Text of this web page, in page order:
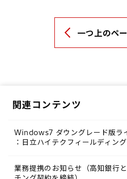
一つ上のペ
関連コンテンツ
Windows7 ダウングレード版ラ
：日立ハイテクフィールディング
業務提携のお知らせ（高知銀行